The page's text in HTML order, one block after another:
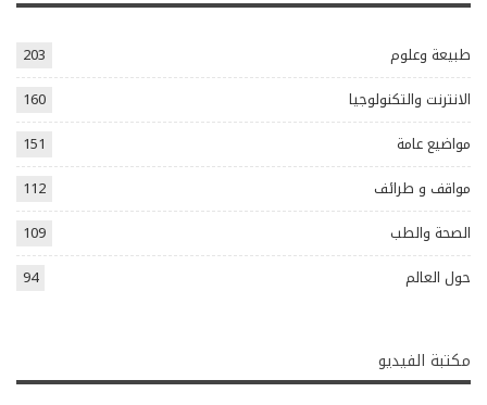
طبيعة وعلوم
203
الانترنت والتكنولوجيا
160
مواضيع عامة
151
مواقف و طرائف
112
الصحة والطب
109
حول العالم
94
مكتبة الفيديو